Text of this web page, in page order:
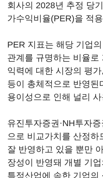
회사의 2028년 추정 당
가수익비율(PER)을 적
PER 지표는 해당 기업
관계를 규명하는 비율로
익력에 대한 시장의 평
등이 총체적으로 반영된
용이성으로 인해 널리
유진투자증권·NH투자
으로 비교가치를 산정하
잘 반영하고 있을 뿐만
장성이 반영돼 개별 기
특정산업에 속한 기업의